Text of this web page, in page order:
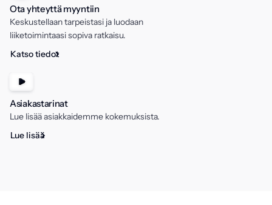
Ota yhteyttä myyntiin
Keskustellaan tarpeistasi ja luodaan
liiketoimintaasi sopiva ratkaisu.
Katso tiedot
Asiakastarinat
Lue lisää asiakkaidemme kokemuksista.
Lue lisää